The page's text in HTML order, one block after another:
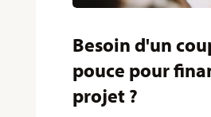
Besoin d'un
pouce pour
projet ?